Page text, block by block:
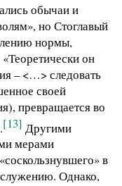
обычаи и
но Стоглавый
нормы,
он
– <…> следовать
своей
превращается во
[13] Другими
мерами
в
Однако,